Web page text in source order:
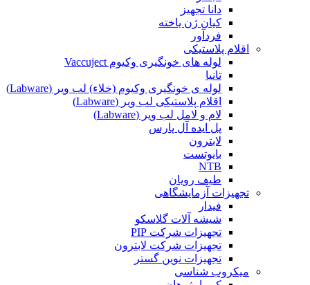
دانا تجهیز
کیان ژن یاخته
فردآور
اقلام پلاستیکی
لوله های خونگیری وکیوم Vaccuject
تانیا
لوله ی خونگیری وکیوم (خلاء) لب ویر (Labware)
اقلام پلاستیکی لب ویر (Labware)
لام و لامل لب ویر (Labware)
پل ایده آل پارس
لابترون
بایوتست
NTB
طیف رویان
تجهیزات آزمایشگاهی
فیدار
شیشه آلات گلاسکو
تجهیزات شرکت PIP
تجهیزات شرکت لابترون
تجهیزات نوین گستر
میکروب شناسی